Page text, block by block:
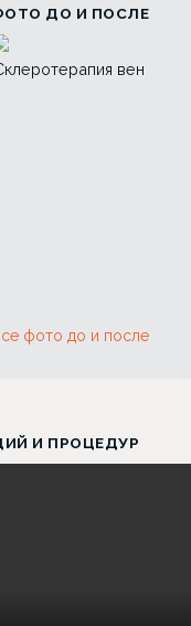
ДО И ПОСЛЕ
вен
фото до и после
И ПРОЦЕДУР